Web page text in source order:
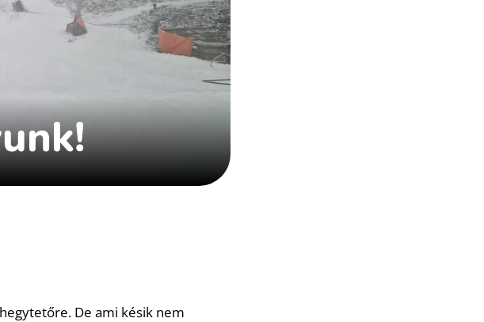
De ami késik nem